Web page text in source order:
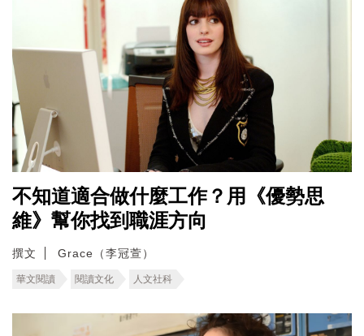
不知道適合做什麼工作？用《優勢思
維》幫你找到職涯方向
撰文 Grace（李冠萱）
華文閱讀 閱讀文化 人文社科